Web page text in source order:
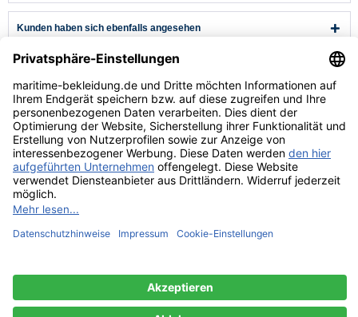
Kunden haben sich ebenfalls angesehen
Kundenservice
Hilfe & Infos
Rechtliches
* Alle Preise verstehen sich inkl. Mehrwertsteuer und zzgl.Versandkosten
** Niedrigster Gesamtpreis der letzten 30 Tage vor der Preisermäßigung.
Versandkosten Lieferzeiten Zahlungsarten Rücksendung